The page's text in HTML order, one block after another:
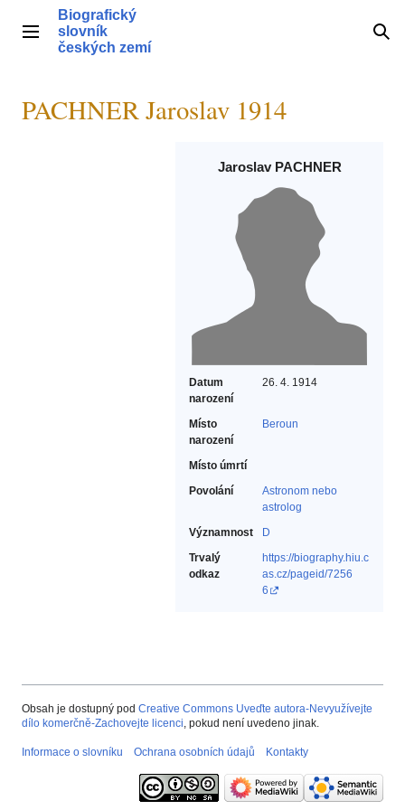
obsahHlavní menu
Biografický
slovník
českých zemí
PACHNER Jaroslav 1914
Jaroslav PACHNER
Datum
narození
26. 4. 1914
Místo
narození
Beroun
Místo úmrtí
Povolání
Astronom nebo
astrolog‎
Významnost
D
Trvalý
odkaz
https://biography.hiu.c
as.cz/pageid/7256
6
Obsah je dostupný pod Creative Commons Uveďte autora-Nevyužívejte
dílo komerčně-Zachovejte licenci, pokud není uvedeno jinak.
Informace o slovníku Ochrana osobních údajů Kontakty